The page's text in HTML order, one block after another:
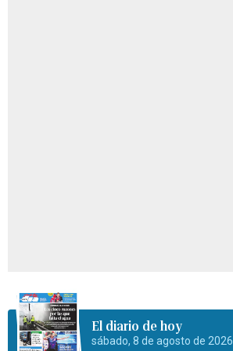
El diario de hoy
sábado, 8 de agosto de 2026